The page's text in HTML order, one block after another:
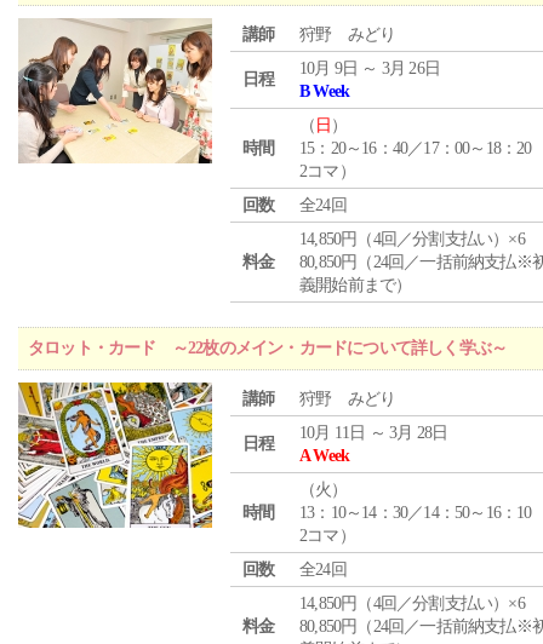
講師 狩野 みどり
日程
10月 9日 ～ 3月 26日
B Week
時間
（ 日 ）
15：20～16：40／17：00～18：20
2コマ）
回数
全24回
料金
14,850円（4回／分割支払い）×6
80,850円（24回／一括前納支払※
義開始前まで）
タロット・カード ～22枚のメイン・カードについて詳しく学ぶ～
講師 狩野 みどり
日程
10月 11日 ～ 3月 28日
A Week
時間
（火 ）
13：10～14：30／14：50～16：10
2コマ）
回数
全24回
料金
14,850円（4回／分割支払い）×6
80,850円（24回／一括前納支払※